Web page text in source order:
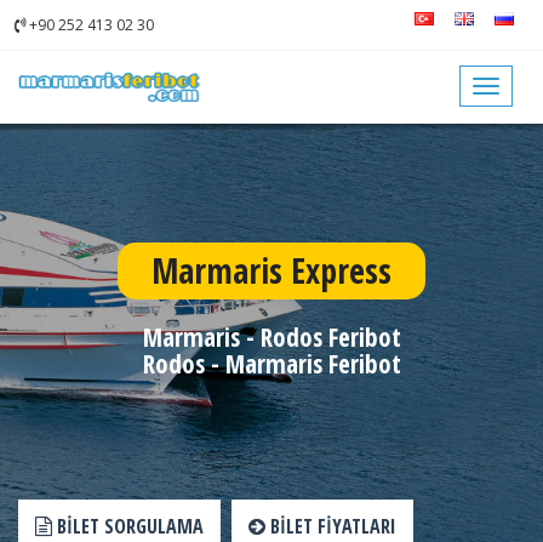
+90 252 413 02 30
Toggle
Marmaris Express
Marmaris - Rodos Feribot
Rodos - Marmaris Feribot
BILET SORGULAMA BILET FIYATLARI